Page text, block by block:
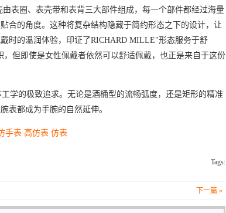
表圈、表壳带和表背三大部件组成，每一个部件都经过海量
合的角度。这种将复杂结构隐藏于简约形态之下的设计，让
时的温润体验，印证了RICHARD MILLE"形态服务于舒
但即使是女性佩戴者依然可以舒适佩戴，也正是来自于这份
学的极致追求。无论是酒桶型的流畅弧度，还是矩形的精准
表都成为手腕的自然延伸。
手表 高仿表 仿表
Tags:
下一篇 »